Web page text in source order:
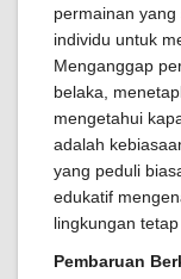
permainan
individu untuk
Menganggap
belaka,
mengetahui
adalah
yang peduli
edukatif
lingkungan tetap
Pembaruan